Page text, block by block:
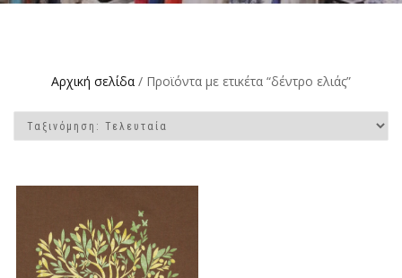
Αρχική σελίδα / Προϊόντα με ετικέτα “δέντρο ελιάς”